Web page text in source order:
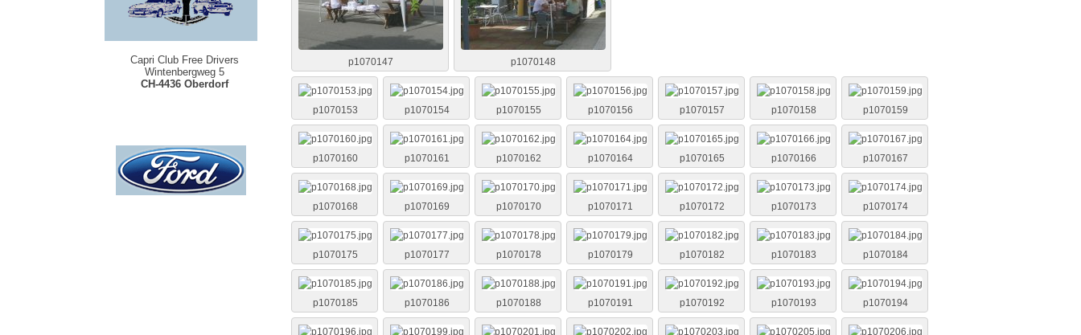
Capri Club Free Drivers
Wintenbergweg 5
CH-4436 Oberdorf
p1070147 p1070148
p1070153 p1070154 p1070155 p1070156 p1070157 p1070158 p1070159
p1070160 p1070161 p1070162 p1070164 p1070165 p1070166 p1070167
p1070168 p1070169 p1070170 p1070171 p1070172 p1070173 p1070174
p1070175 p1070177 p1070178 p1070179 p1070182 p1070183 p1070184
p1070185 p1070186 p1070188 p1070191 p1070192 p1070193 p1070194